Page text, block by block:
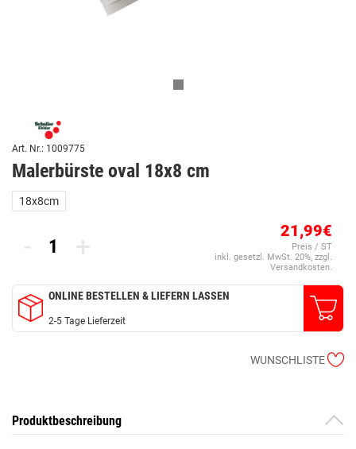
Art. Nr.: 1009775
Malerbürste oval 18x8 cm
18x8cm
- + 21,99€
Preis / ST
inkl. gesetzl. MwSt. 20%, zzgl.
Versandkosten.
ONLINE BESTELLEN & LIEFERN LASSEN
2-5 Tage Lieferzeit
WUNSCHLISTE
Produktbeschreibung